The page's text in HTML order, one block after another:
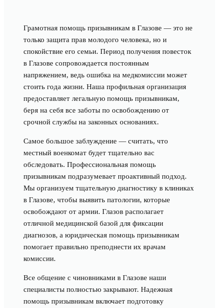
Грамотная помощь призывникам в Глазове — это не
только защита прав молодого человека, но и
спокойствие его семьи. Период получения повесток
в Глазове сопровождается постоянным
напряжением, ведь ошибка на медкомиссии может
стоить года жизни. Наша профильная организация
предоставляет легальную помощь призывникам,
беря на себя все заботы по освобождению от
срочной службы на законных основаниях.
Самое большое заблуждение — считать, что
местный военкомат будет тщательно вас
обследовать. Профессиональная помощь
призывникам подразумевает проактивный подход.
Мы организуем тщательную диагностику в клиниках
в Глазове, чтобы выявить патологии, которые
освобождают от армии. Глазов располагает
отличной медицинской базой для фиксации
диагнозов, а юридическая помощь призывникам
помогает правильно преподнести их врачам
комиссии.
Все общение с чиновниками в Глазове наши
специалисты полностью закрывают. Надежная
помощь призывникам включает подготовку